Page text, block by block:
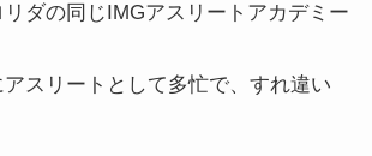
リダの同じIMGアスリートアカデミー
アスリートとして多忙で、すれ違い